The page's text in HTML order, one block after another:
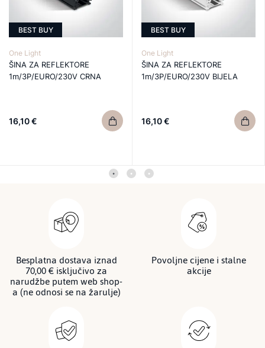
BEST BUY
One Light
ŠINA ZA REFLEKTORE
1m/3P/EURO/230V CRNA
16,10 €
BEST BUY
One Light
ŠINA ZA REFLEKTORE
1m/3P/EURO/230V BIJELA
16,10 €
Besplatna dostava iznad
70,00 € isključivo za
narudžbe putem web shop-
a (ne odnosi se na žarulje)
Povoljne cijene i stalne
akcije